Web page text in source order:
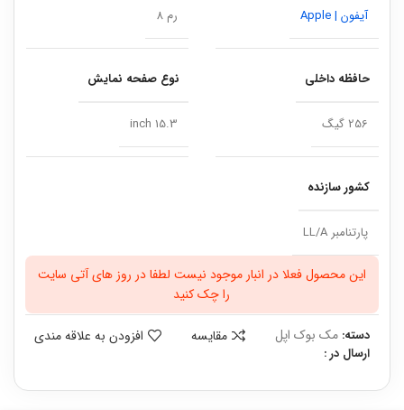
آیفون | Apple رم 8
حافظه داخلی
256 گیگ
نوع صفحه نمایش
15.3 inch
کشور سازنده
پارتنامبر LL/A
این محصول فعلا در انبار موجود نیست لطفا در روز های آتی سایت
را چک کنید
دسته: مک بوک اپل مقایسه افزودن به علاقه مندی
ارسال در :